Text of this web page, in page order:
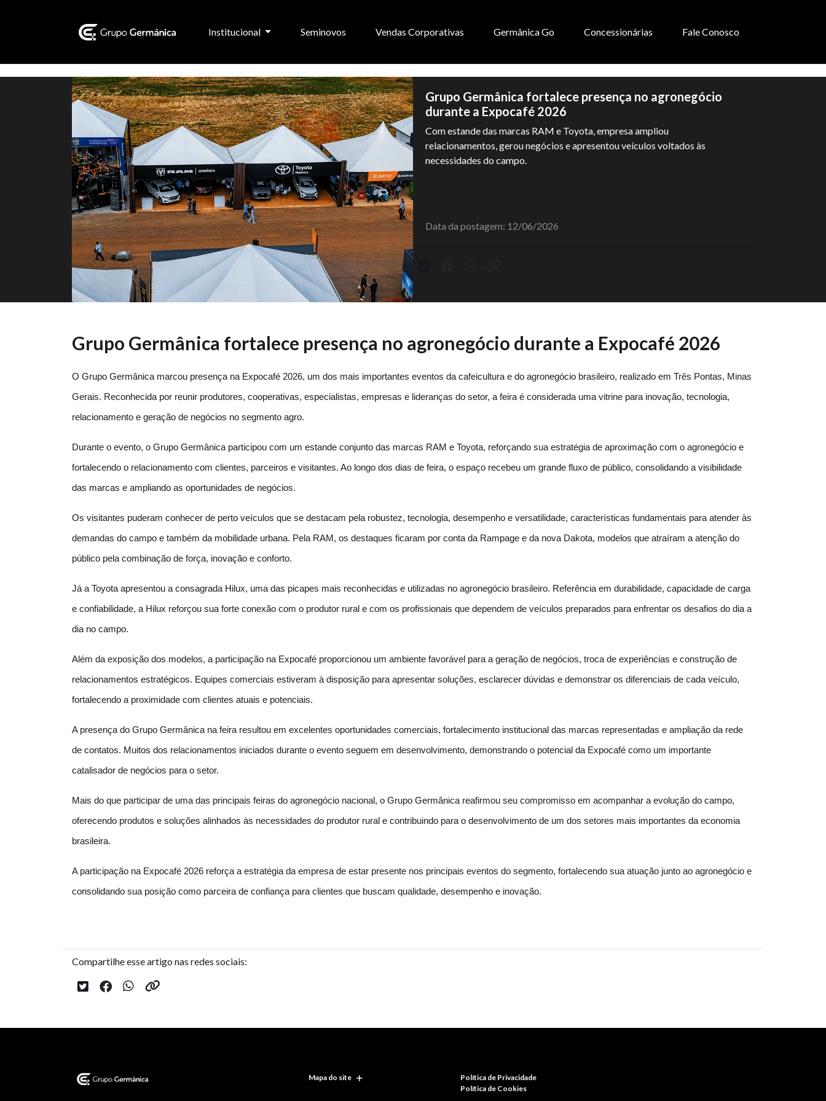
Institucional Seminovos Vendas Corporativas Germânica Go Concessionárias Fale Conosco
Grupo Germânica fortalece presença no agronegócio
durante a Expocafé 2026
Com estande das marcas RAM e Toyota, empresa ampliou
relacionamentos, gerou negócios e apresentou veículos voltados às
necessidades do campo.
Data da postagem: 12/06/2026
Grupo Germânica fortalece presença no agronegócio durante a Expocafé 2026
O Grupo Germânica marcou presença na Expocafé 2026, um dos mais importantes eventos da cafeicultura e do agronegócio brasileiro, realizado em Três Pontas, Minas
Gerais. Reconhecida por reunir produtores, cooperativas, especialistas, empresas e lideranças do setor, a feira é considerada uma vitrine para inovação, tecnologia,
relacionamento e geração de negócios no segmento agro.
Durante o evento, o Grupo Germânica participou com um estande conjunto das marcas RAM e Toyota, reforçando sua estratégia de aproximação com o agronegócio e
fortalecendo o relacionamento com clientes, parceiros e visitantes. Ao longo dos dias de feira, o espaço recebeu um grande fluxo de público, consolidando a visibilidade
das marcas e ampliando as oportunidades de negócios.
Os visitantes puderam conhecer de perto veículos que se destacam pela robustez, tecnologia, desempenho e versatilidade, características fundamentais para atender às
demandas do campo e também da mobilidade urbana. Pela RAM, os destaques ficaram por conta da Rampage e da nova Dakota, modelos que atraíram a atenção do
público pela combinação de força, inovação e conforto.
Já a Toyota apresentou a consagrada Hilux, uma das picapes mais reconhecidas e utilizadas no agronegócio brasileiro. Referência em durabilidade, capacidade de carga
e confiabilidade, a Hilux reforçou sua forte conexão com o produtor rural e com os profissionais que dependem de veículos preparados para enfrentar os desafios do dia a
dia no campo.
Além da exposição dos modelos, a participação na Expocafé proporcionou um ambiente favorável para a geração de negócios, troca de experiências e construção de
relacionamentos estratégicos. Equipes comerciais estiveram à disposição para apresentar soluções, esclarecer dúvidas e demonstrar os diferenciais de cada veículo,
fortalecendo a proximidade com clientes atuais e potenciais.
A presença do Grupo Germânica na feira resultou em excelentes oportunidades comerciais, fortalecimento institucional das marcas representadas e ampliação da rede
de contatos. Muitos dos relacionamentos iniciados durante o evento seguem em desenvolvimento, demonstrando o potencial da Expocafé como um importante
catalisador de negócios para o setor.
Mais do que participar de uma das principais feiras do agronegócio nacional, o Grupo Germânica reafirmou seu compromisso em acompanhar a evolução do campo,
oferecendo produtos e soluções alinhados às necessidades do produtor rural e contribuindo para o desenvolvimento de um dos setores mais importantes da economia
brasileira.
A participação na Expocafé 2026 reforça a estratégia da empresa de estar presente nos principais eventos do segmento, fortalecendo sua atuação junto ao agronegócio e
consolidando sua posição como parceira de confiança para clientes que buscam qualidade, desempenho e inovação.
Compartilhe esse artigo nas redes sociais:
Mapa do site
Política de Privacidade
Política de Cookies